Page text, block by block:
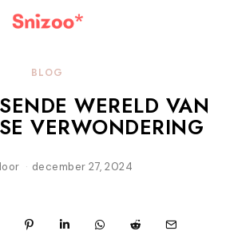
BLOG
WERELD VAN
VERWONDERING
december 27, 2024
8